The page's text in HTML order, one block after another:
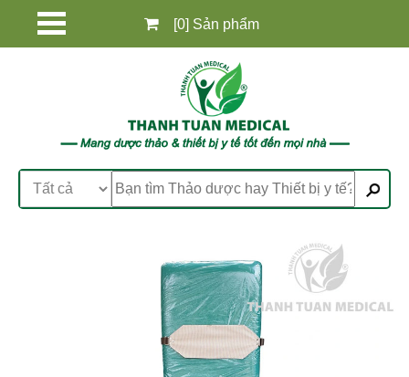
[0] Sản phẩm